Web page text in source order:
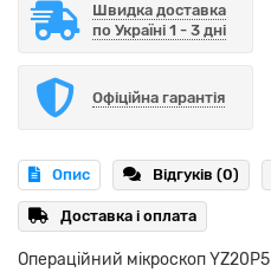
Швидка доставка
по Україні 1 - 3 дні
Офіційна гарантія
Опис Відгуків (0)
Доставка і оплата
Операційний мікроскоп YZ20Р5